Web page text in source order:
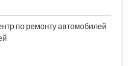
по ремонту автомобилей